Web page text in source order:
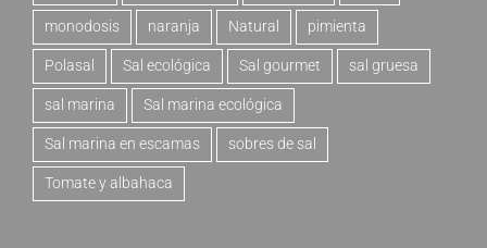
monodosis naranja Natural pimienta
Polasal Sal ecológica Sal gourmet sal gruesa
sal marina Sal marina ecológica
Sal marina en escamas sobres de sal
Tomate y albahaca